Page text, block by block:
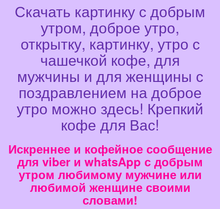
Скачать картинку с добрым
утром, доброе утро,
открытку, картинку, утро с
чашечкой кофе, для
мужчины и для женщины с
поздравлением на доброе
утро можно здесь! Крепкий
кофе для Вас!
Искреннее и кофейное сообщение
для viber и whatsApp с добрым
утром любимому мужчине или
любимой женщине своими
словами!